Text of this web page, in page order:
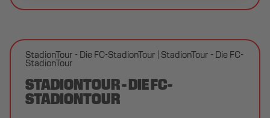
StadionTour - Die FC-StadionTour StadionTour - Die FC-
StadionTour
STADIONTOUR - DIE FC-
STADIONTOUR